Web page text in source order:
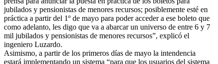
jubilados y pensionistas de menores recursos; posiblemente esté en
práctica a partir del 1º de mayo para poder acceder a ese boleto que
como adelanto, les digo que va a abarcar un universo de entre 6 y 7
mil jubilados y pensionistas de menores recursos”, explicó el
ingeniero Luzardo.
Asimismo, a partir de los primeros días de mayo la intendencia
estará implementando un sistema “para que los usuarios del sistema